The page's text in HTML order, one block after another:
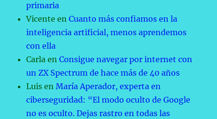
primaria
Vicente enCuanto más confiamos en la
inteligencia artificial, menos aprendemos
con ella
Carla enConsigue navegar por internet con
un ZX Spectrum de hace más de 40 años
Luis enMaría Aperador, experta en
ciberseguridad: “El modo oculto de Google
no es oculto. Dejas rastro en todas las